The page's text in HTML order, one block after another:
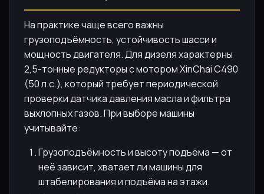
На практике чаще всего важны
грузоподъёмность, устойчивость шасси и
мощность двигателя. Для дизеля характерны
2,5-тонные редукторы с мотором XinChai C490
(50 л.с.), который требует периодической
проверки датчика давления масла и фильтра
выхлопных газов. При выборе машины
учитывайте:
Грузоподъёмность и высоту подъёма — от
неё зависит, хватает ли машины для
штабелирования и подъёма на этажи.